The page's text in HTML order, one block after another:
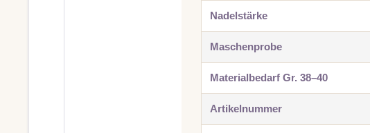
Nadelstärke
Maschenprobe
Materialbedarf Gr. 38–40
Artikelnummer